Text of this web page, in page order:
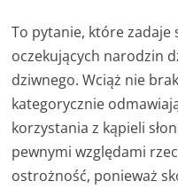
To pytanie, które zadaje
oczekujących narodzin
dziwnego. Wciąż nie
kategorycznie
korzystania z kąpieli
pewnymi względami
ostrożność, ponieważ